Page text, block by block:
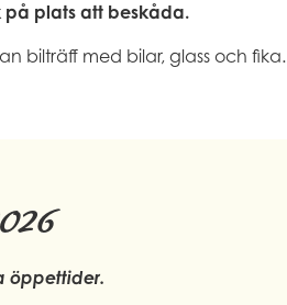
på plats att beskåda.
bilträff med bilar, glass och fika.
öppettider.